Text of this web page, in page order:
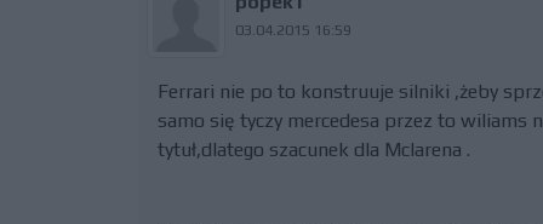
03.04.2015 16:59
Ferrari nie po to konstruuje silniki ,żeby
samo się tyczy mercedesa przez to wiliams
tytuł,dlatego szacunek dla Mclarena .